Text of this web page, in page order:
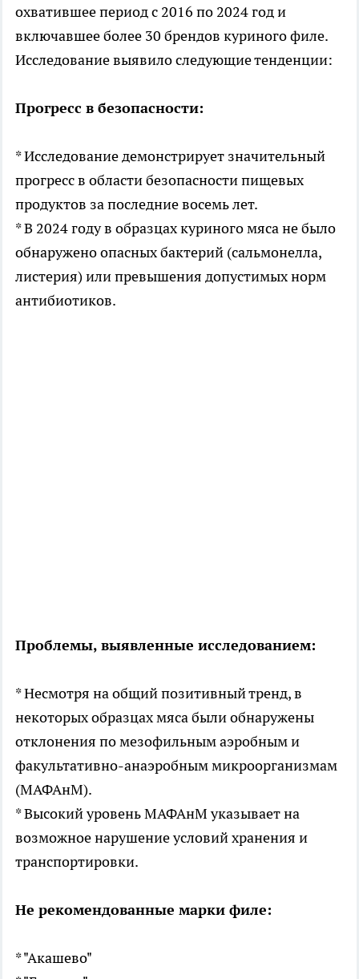
охватившее период с 2016 по 2024 год и
включавшее более 30 брендов куриного филе.
Исследование выявило следующие тенденции:
Прогресс в безопасности:
* Исследование демонстрирует значительный
прогресс в области безопасности пищевых
продуктов за последние восемь лет.
* В 2024 году в образцах куриного мяса не было
обнаружено опасных бактерий (сальмонелла,
листерия) или превышения допустимых норм
антибиотиков.
Проблемы, выявленные исследованием:
* Несмотря на общий позитивный тренд, в
некоторых образцах мяса были обнаружены
отклонения по мезофильным аэробным и
факультативно-анаэробным микроорганизмам
(МАФАнМ).
* Высокий уровень МАФАнМ указывает на
возможное нарушение условий хранения и
транспортировки.
Не рекомендованные марки филе:
* "Акашево"